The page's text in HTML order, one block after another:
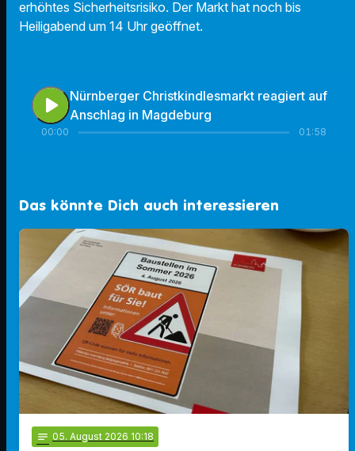
erhöhtes Sicherheitsrisiko. Der Markt hat noch bis
Heiligabend um 14 Uhr geöffnet.
play_arrow
Nürnberger Christkindlesmarkt reagiert auf
Anschlag in Magdeburg
00:00 01:58
Das könnte Dich auch interessieren
notes 05. August 2026 10:18